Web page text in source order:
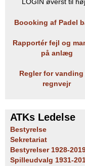
LOGIN øverst til
Boooking af Padel
Rapportér fejl og
på anlæg
Regler for vanding
regnvejr
ATKs Ledelse
Bestyrelse
Sekretariat
Bestyrelser 1928-
Spilleudvalg 1931-